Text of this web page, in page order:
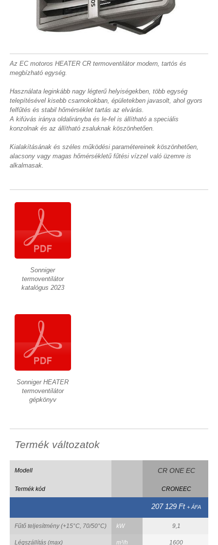
Az EC motoros HEATER CR termoventilátor modern, tartós és
megbízható egység.
Használata leginkább nagy légterű helyiségekben, több egység
telepítésével kisebb csarnokokban, épületekben javasolt, ahol gyors
felfűtés és stabil hőmérséklet tartás az elvárás.
A kifúvás iránya oldalirányba és le-fel is állítható a speciális
konzolnak és az állítható zsaluknak köszönhetően.
Kialakításának és széles működési paramétereinek köszönhetően,
alacsony vagy magas hőmérsékletű fűtési vízzel való üzemre is
alkalmasak.
Sonniger
termoventilátor
katalógus 2023
Sonniger HEATER
termoventilátor
gépkönyv
Termék változatok
Modell CR ONE EC
Termék kód CRONEEC
207 129 Ft + ÁFA
Fűtő teljesítmény (+15°C, 70/50°C) kW 9,1
Légszállítás (max) m³/h 1600